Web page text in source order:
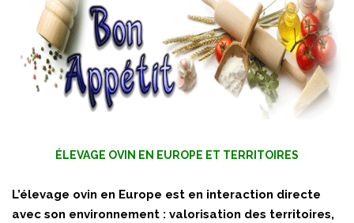
ÉLEVAGE OVIN EN EUROPE ET TERRITOIRES
L’élevage ovin en Europe est en interaction directe
avec son environnement : valorisation des territoires,